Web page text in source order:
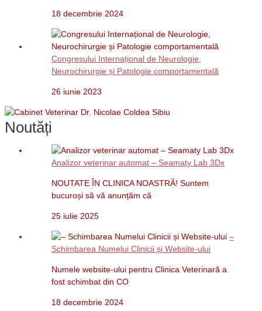
18 decembrie 2024
Congresului Internațional de Neurologie,
Neurochirurgie și Patologie comportamentală
26 iunie 2023
Noutăți
Analizor veterinar automat – Seamaty Lab 3Dx
NOUTATE ÎN CLINICA NOASTRĂ! Suntem
bucuroși să vă anunțăm că
25 iulie 2025
–
Schimbarea Numelui Clinicii și Website-ului
Numele website-ului pentru Clinica Veterinară a
fost schimbat din CO
18 decembrie 2024